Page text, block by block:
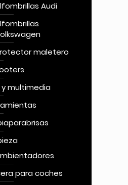
Audi
maletero
y multimedia
para coches